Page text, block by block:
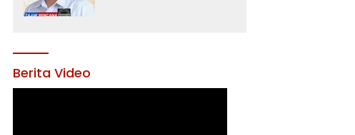
Berita Video